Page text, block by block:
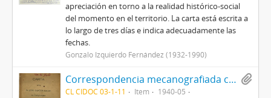
apreciación en torno a la realidad histórico-social
del momento en el territorio. La carta está escrita a
lo largo de tres días e indica adecuadamente las
fechas.
Gonzalo Izquierdo Fernández (1932-1990)
Correspondencia mecanografiada con inscripciones manuscritas, con emisor José Santos Salas dirigida al diputado César Godoy Urrutia
CL CIDOC 03-1-11 Item
1940-05